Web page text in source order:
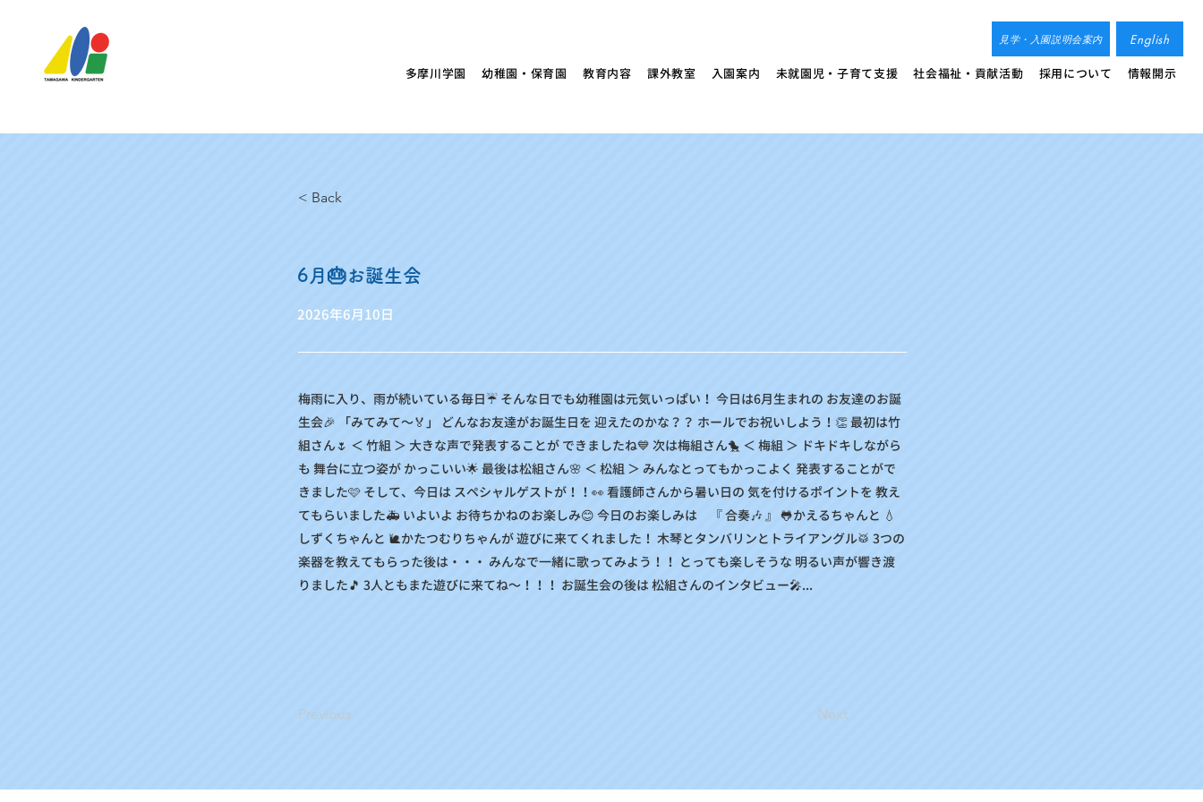
見学・入園説明会案内 English
多摩川学園 幼稚園・保育園 教育内容 課外教室 入園案内 未就園児・子育て支援 社会福祉・貢献活動 採用について 情報開示
< Back
6月🎂お誕生会
2026年6月10日
梅雨に入り、雨が続いている毎日☔ そんな日でも幼稚園は元気いっぱい！ 今日は6月生まれの お友達のお誕
生会🎉 「みてみて～🏅」 どんなお友達がお誕生日を 迎えたのかな？？ ホールでお祝いしよう！👏 最初は竹
組さん🌷 ＜ 竹組 ＞ 大きな声で発表することが できましたね💙 次は梅組さん🐤 ＜ 梅組 ＞ ドキドキしながら
も 舞台に立つ姿が かっこいい🌟 最後は松組さん🌸 ＜ 松組 ＞ みんなとってもかっこよく 発表することがで
きました🩷 そして、今日は スペシャルゲストが！！👀 看護師さんから暑い日の 気を付けるポイントを 教え
てもらいました🚑 いよいよ お待ちかねのお楽しみ😊 今日のお楽しみは 『 合奏🎶 』 🐸かえるちゃんと 💧
しずくちゃんと 🐌かたつむりちゃんが 遊びに来てくれました！ 木琴とタンバリンとトライアングル🥁 3つの
楽器を教えてもらった後は・・・ みんなで一緒に歌ってみよう！！ とっても楽しそうな 明るい声が響き渡
りました🎵 3人ともまた遊びに来てね～！！！ お誕生会の後は 松組さんのインタビュー🎤...
Previous Next